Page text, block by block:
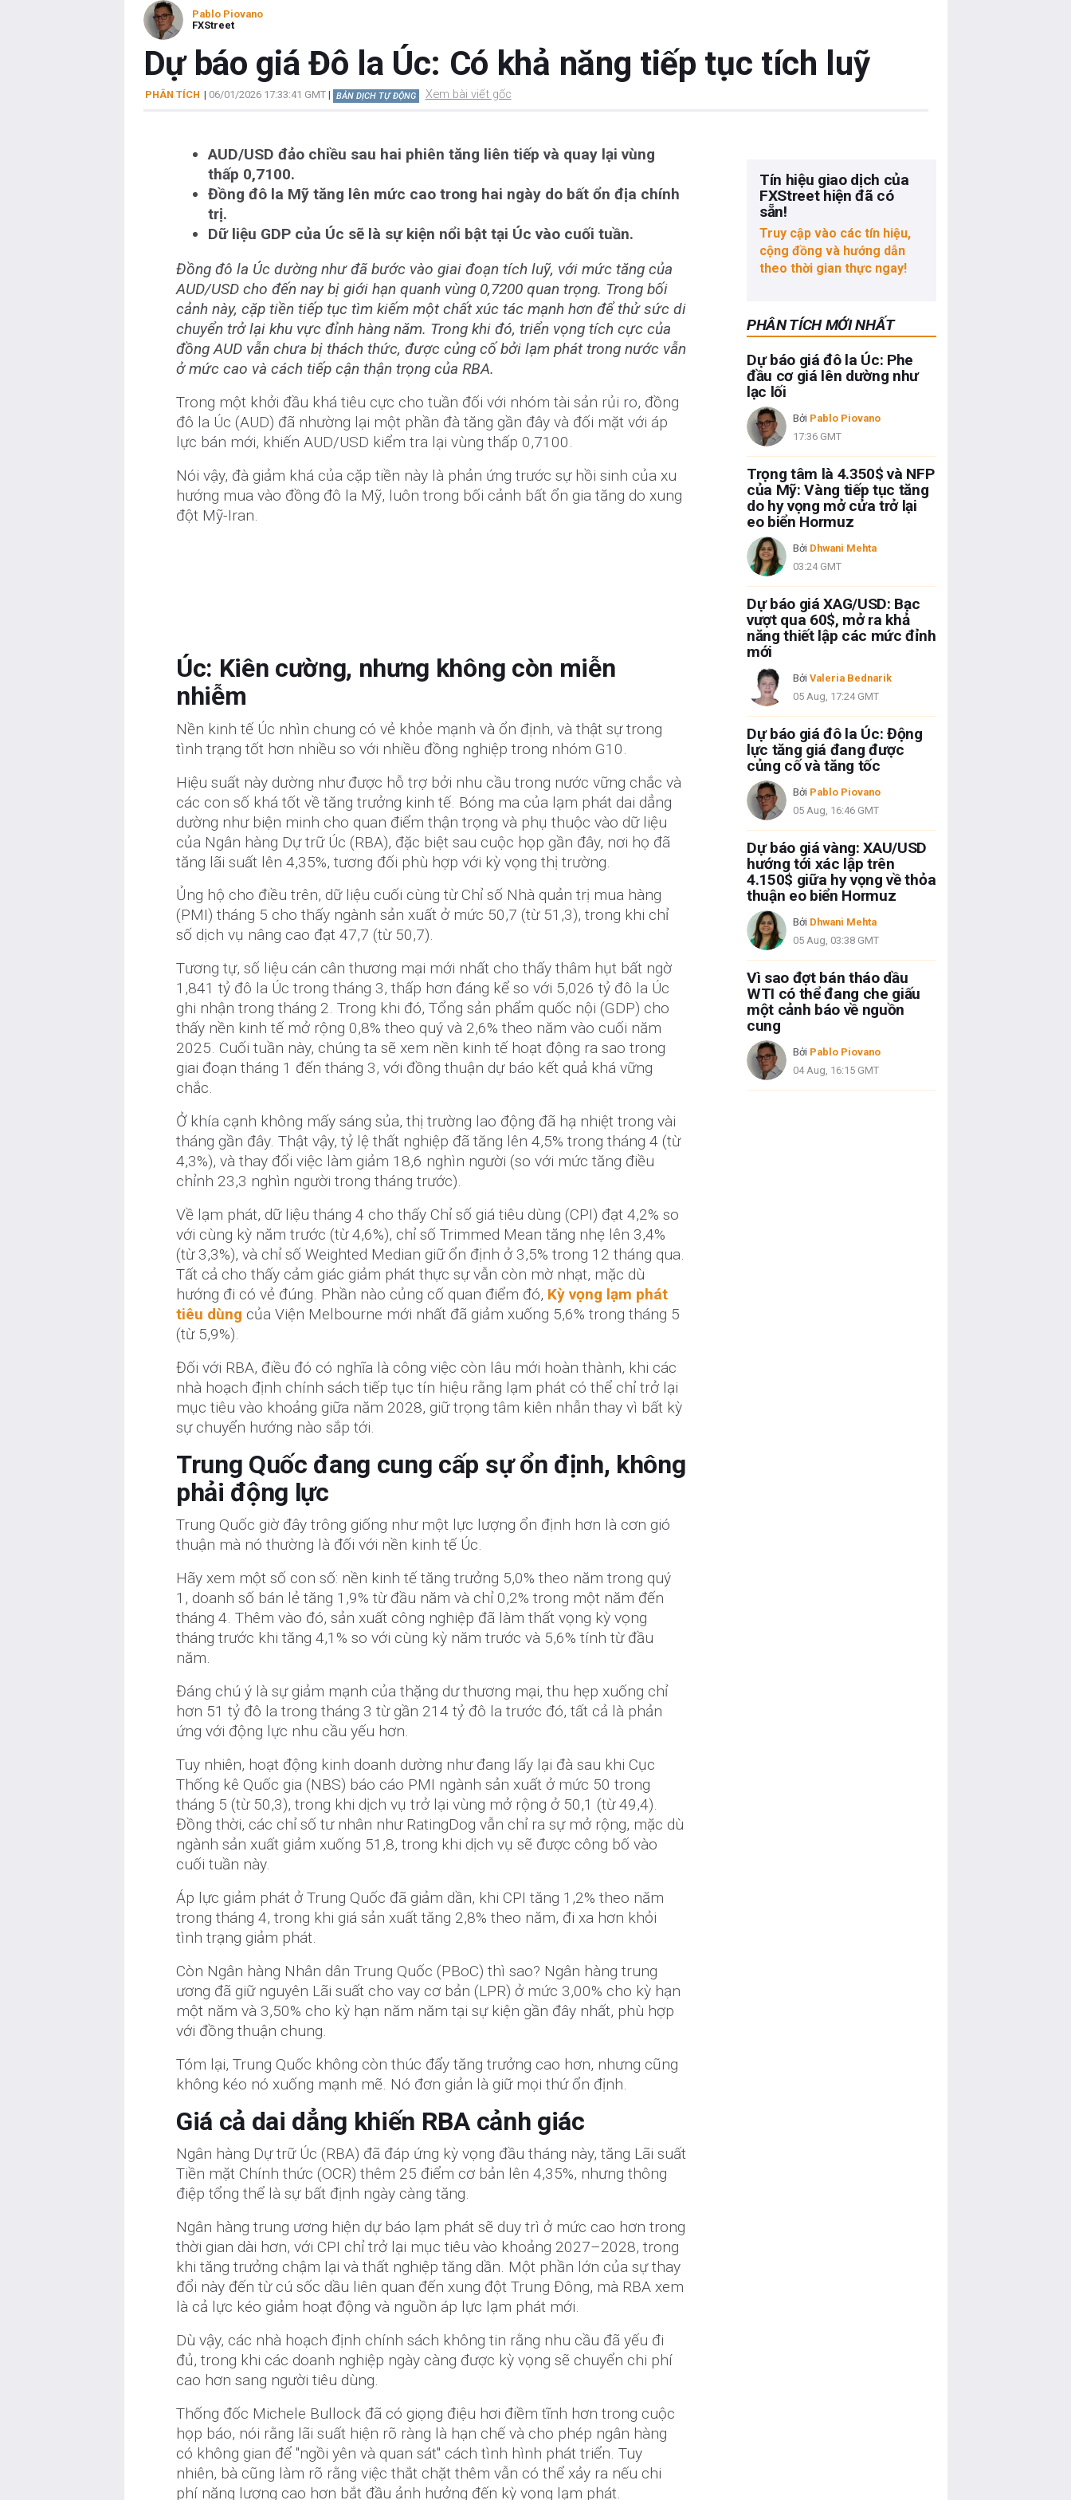
Pablo Piovano
FXStreet
Dự báo giá Đô la Úc: Có khả năng tiếp tục tích luỹ
PHÂN TÍCH | 06/01/2026 17:33:41 GMT| BẢN DỊCH TỰ ĐỘNG Xem bài viết gốc
AUD/USD đảo chiều sau hai phiên tăng liên tiếp và quay lại vùng
thấp 0,7100.
Đồng đô la Mỹ tăng lên mức cao trong hai ngày do bất ổn địa chính
trị.
Dữ liệu GDP của Úc sẽ là sự kiện nổi bật tại Úc vào cuối tuần.
Đồng đô la Úc dường như đã bước vào giai đoạn tích luỹ, với mức tăng của
AUD/USD cho đến nay bị giới hạn quanh vùng 0,7200 quan trọng. Trong bối
cảnh này, cặp tiền tiếp tục tìm kiếm một chất xúc tác mạnh hơn để thử sức di
chuyển trở lại khu vực đỉnh hàng năm. Trong khi đó, triển vọng tích cực của
đồng AUD vẫn chưa bị thách thức, được củng cố bởi lạm phát trong nước vẫn
ở mức cao và cách tiếp cận thận trọng của RBA.
Trong một khởi đầu khá tiêu cực cho tuần đối với nhóm tài sản rủi ro, đồng
đô la Úc (AUD) đã nhường lại một phần đà tăng gần đây và đối mặt với áp
lực bán mới, khiến AUD/USD kiểm tra lại vùng thấp 0,7100.
Nói vậy, đà giảm khá của cặp tiền này là phản ứng trước sự hồi sinh của xu
hướng mua vào đồng đô la Mỹ, luôn trong bối cảnh bất ổn gia tăng do xung
đột Mỹ-Iran.
Úc: Kiên cường, nhưng không còn miễn
nhiễm
Nền kinh tế Úc nhìn chung có vẻ khỏe mạnh và ổn định, và thật sự trong
tình trạng tốt hơn nhiều so với nhiều đồng nghiệp trong nhóm G10.
Hiệu suất này dường như được hỗ trợ bởi nhu cầu trong nước vững chắc và
các con số khá tốt về tăng trưởng kinh tế. Bóng ma của lạm phát dai dẳng
dường như biện minh cho quan điểm thận trọng và phụ thuộc vào dữ liệu
của Ngân hàng Dự trữ Úc (RBA), đặc biệt sau cuộc họp gần đây, nơi họ đã
tăng lãi suất lên 4,35%, tương đối phù hợp với kỳ vọng thị trường.
Ủng hộ cho điều trên, dữ liệu cuối cùng từ Chỉ số Nhà quản trị mua hàng
(PMI) tháng 5 cho thấy ngành sản xuất ở mức 50,7 (từ 51,3), trong khi chỉ
số dịch vụ nâng cao đạt 47,7 (từ 50,7).
Tương tự, số liệu cán cân thương mại mới nhất cho thấy thâm hụt bất ngờ
1,841 tỷ đô la Úc trong tháng 3, thấp hơn đáng kể so với 5,026 tỷ đô la Úc
ghi nhận trong tháng 2. Trong khi đó, Tổng sản phẩm quốc nội (GDP) cho
thấy nền kinh tế mở rộng 0,8% theo quý và 2,6% theo năm vào cuối năm
2025. Cuối tuần này, chúng ta sẽ xem nền kinh tế hoạt động ra sao trong
giai đoạn tháng 1 đến tháng 3, với đồng thuận dự báo kết quả khá vững
chắc.
Ở khía cạnh không mấy sáng sủa, thị trường lao động đã hạ nhiệt trong vài
tháng gần đây. Thật vậy, tỷ lệ thất nghiệp đã tăng lên 4,5% trong tháng 4 (từ
4,3%), và thay đổi việc làm giảm 18,6 nghìn người (so với mức tăng điều
chỉnh 23,3 nghìn người trong tháng trước).
Về lạm phát, dữ liệu tháng 4 cho thấy Chỉ số giá tiêu dùng (CPI) đạt 4,2% so
với cùng kỳ năm trước (từ 4,6%), chỉ số Trimmed Mean tăng nhẹ lên 3,4%
(từ 3,3%), và chỉ số Weighted Median giữ ổn định ở 3,5% trong 12 tháng qua.
Tất cả cho thấy cảm giác giảm phát thực sự vẫn còn mờ nhạt, mặc dù
hướng đi có vẻ đúng. Phần nào củng cố quan điểm đó, Kỳ vọng lạm phát
tiêu dùng của Viện Melbourne mới nhất đã giảm xuống 5,6% trong tháng 5
(từ 5,9%).
Đối với RBA, điều đó có nghĩa là công việc còn lâu mới hoàn thành, khi các
nhà hoạch định chính sách tiếp tục tín hiệu rằng lạm phát có thể chỉ trở lại
mục tiêu vào khoảng giữa năm 2028, giữ trọng tâm kiên nhẫn thay vì bất kỳ
sự chuyển hướng nào sắp tới.
Trung Quốc đang cung cấp sự ổn định, không
phải động lực
Trung Quốc giờ đây trông giống như một lực lượng ổn định hơn là cơn gió
thuận mà nó thường là đối với nền kinh tế Úc.
Hãy xem một số con số: nền kinh tế tăng trưởng 5,0% theo năm trong quý
1, doanh số bán lẻ tăng 1,9% từ đầu năm và chỉ 0,2% trong một năm đến
tháng 4. Thêm vào đó, sản xuất công nghiệp đã làm thất vọng kỳ vọng
tháng trước khi tăng 4,1% so với cùng kỳ năm trước và 5,6% tính từ đầu
năm.
Đáng chú ý là sự giảm mạnh của thặng dư thương mại, thu hẹp xuống chỉ
hơn 51 tỷ đô la trong tháng 3 từ gần 214 tỷ đô la trước đó, tất cả là phản
ứng với động lực nhu cầu yếu hơn.
Tuy nhiên, hoạt động kinh doanh dường như đang lấy lại đà sau khi Cục
Thống kê Quốc gia (NBS) báo cáo PMI ngành sản xuất ở mức 50 trong
tháng 5 (từ 50,3), trong khi dịch vụ trở lại vùng mở rộng ở 50,1 (từ 49,4).
Đồng thời, các chỉ số tư nhân như RatingDog vẫn chỉ ra sự mở rộng, mặc dù
ngành sản xuất giảm xuống 51,8, trong khi dịch vụ sẽ được công bố vào
cuối tuần này.
Áp lực giảm phát ở Trung Quốc đã giảm dần, khi CPI tăng 1,2% theo năm
trong tháng 4, trong khi giá sản xuất tăng 2,8% theo năm, đi xa hơn khỏi
tình trạng giảm phát.
Còn Ngân hàng Nhân dân Trung Quốc (PBoC) thì sao? Ngân hàng trung
ương đã giữ nguyên Lãi suất cho vay cơ bản (LPR) ở mức 3,00% cho kỳ hạn
một năm và 3,50% cho kỳ hạn năm năm tại sự kiện gần đây nhất, phù hợp
với đồng thuận chung.
Tóm lại, Trung Quốc không còn thúc đẩy tăng trưởng cao hơn, nhưng cũng
không kéo nó xuống mạnh mẽ. Nó đơn giản là giữ mọi thứ ổn định.
Giá cả dai dẳng khiến RBA cảnh giác
Ngân hàng Dự trữ Úc (RBA) đã đáp ứng kỳ vọng đầu tháng này, tăng Lãi suất
Tiền mặt Chính thức (OCR) thêm 25 điểm cơ bản lên 4,35%, nhưng thông
điệp tổng thể là sự bất định ngày càng tăng.
Ngân hàng trung ương hiện dự báo lạm phát sẽ duy trì ở mức cao hơn trong
thời gian dài hơn, với CPI chỉ trở lại mục tiêu vào khoảng 2027–2028, trong
khi tăng trưởng chậm lại và thất nghiệp tăng dần. Một phần lớn của sự thay
đổi này đến từ cú sốc dầu liên quan đến xung đột Trung Đông, mà RBA xem
là cả lực kéo giảm hoạt động và nguồn áp lực lạm phát mới.
Dù vậy, các nhà hoạch định chính sách không tin rằng nhu cầu đã yếu đi
đủ, trong khi các doanh nghiệp ngày càng được kỳ vọng sẽ chuyển chi phí
cao hơn sang người tiêu dùng.
Thống đốc Michele Bullock đã có giọng điệu hơi điềm tĩnh hơn trong cuộc
họp báo, nói rằng lãi suất hiện rõ ràng là hạn chế và cho phép ngân hàng
có không gian để "ngồi yên và quan sát" cách tình hình phát triển. Tuy
nhiên, bà cũng làm rõ rằng việc thắt chặt thêm vẫn có thể xảy ra nếu chi
phí năng lượng cao hơn bắt đầu ảnh hưởng đến kỳ vọng lạm phát.
Tín hiệu giao dịch của
FXStreet hiện đã có
sẵn!
Truy cập vào các tín hiệu,
cộng đồng và hướng dẫn
theo thời gian thực ngay!
PHÂN TÍCH MỚI NHẤT
Dự báo giá đô la Úc: Phe
đầu cơ giá lên dường như
lạc lối
Bởi Pablo Piovano
17:36 GMT
Trọng tâm là 4.350$ và NFP
của Mỹ: Vàng tiếp tục tăng
do hy vọng mở cửa trở lại
eo biển Hormuz
Bởi Dhwani Mehta
03:24 GMT
Dự báo giá XAG/USD: Bạc
vượt qua 60$, mở ra khả
năng thiết lập các mức đỉnh
mới
Bởi Valeria Bednarik
05 Aug, 17:24 GMT
Dự báo giá đô la Úc: Động
lực tăng giá đang được
củng cố và tăng tốc
Bởi Pablo Piovano
05 Aug, 16:46 GMT
Dự báo giá vàng: XAU/USD
hướng tới xác lập trên
4.150$ giữa hy vọng về thỏa
thuận eo biển Hormuz
Bởi Dhwani Mehta
05 Aug, 03:38 GMT
Vì sao đợt bán tháo dầu
WTI có thể đang che giấu
một cảnh báo về nguồn
cung
Bởi Pablo Piovano
04 Aug, 16:15 GMT